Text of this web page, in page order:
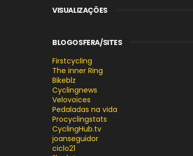
VISUALIZAÇÕES
BLOGOSFERA/SITES
Firstcycling
The inner Ring
Bikeblz
Cyclingnews
Velovoices
Pedaladas na vida
Procyclingstats
CyclingHub.tv
joanseguidor
ciclo21